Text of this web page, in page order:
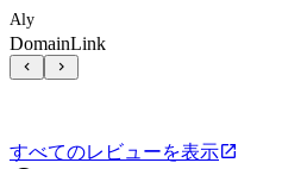
Aly
DomainLink
すべてのレビューを表示